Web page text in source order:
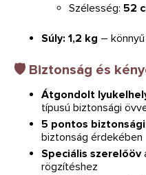
Szélesség: 52
Súly: 1,2 kg –
🛡️ Biztonság és
Átgondolt
típusú biztonsági
5 pontos
biztonság érdekében
Speciális szerelőöv
rögzítéshez